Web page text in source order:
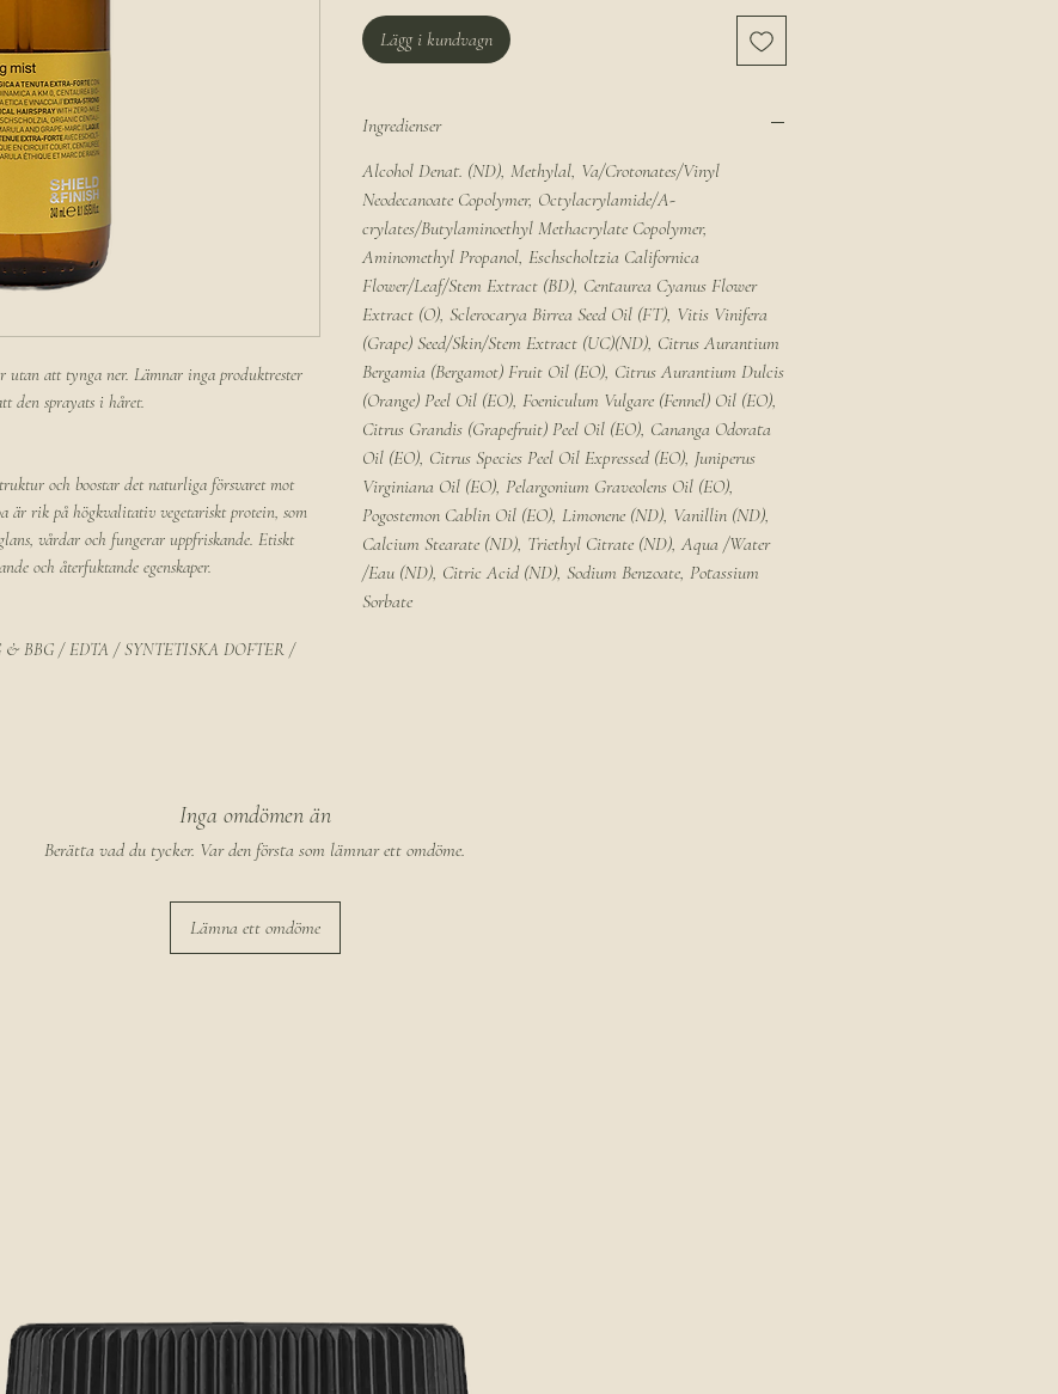
utan att tynga ner. Lämnar inga produktrester
den sprayats i håret.
och boostar det naturliga försvaret mot
rik på högkvalitativ vegetariskt protein, som
vårdar och fungerar uppfriskande. Etiskt
och återfuktande egenskaper.
& BBG / EDTA / SYNTETISKA DOFTER /
Lägg i kundvagn
Ingredienser
Alcohol Denat. (ND), Methylal, Va/Crotonates/Vinyl
Neodecanoate Copolymer, Octylacrylamide/A-
crylates/Butylaminoethyl Methacrylate Copolymer,
Aminomethyl Propanol, Eschscholtzia Californica
Flower/Leaf/Stem Extract (BD), Centaurea Cyanus Flower
Extract (O), Sclerocarya Birrea Seed Oil (FT), Vitis Vinifera
(Grape) Seed/Skin/Stem Extract (UC)(ND), Citrus Aurantium
Bergamia (Bergamot) Fruit Oil (EO), Citrus Aurantium Dulcis
(Orange) Peel Oil (EO), Foeniculum Vulgare (Fennel) Oil (EO),
Citrus Grandis (Grapefruit) Peel Oil (EO), Cananga Odorata
Oil (EO), Citrus Species Peel Oil Expressed (EO), Juniperus
Virginiana Oil (EO), Pelargonium Graveolens Oil (EO),
Pogostemon Cablin Oil (EO), Limonene (ND), Vanillin (ND),
Calcium Stearate (ND), Triethyl Citrate (ND), Aqua /Water
/Eau (ND), Citric Acid (ND), Sodium Benzoate, Potassium
Sorbate
Inga omdömen än
Berätta vad du tycker. Var den första som lämnar ett omdöme.
Lämna ett omdöme